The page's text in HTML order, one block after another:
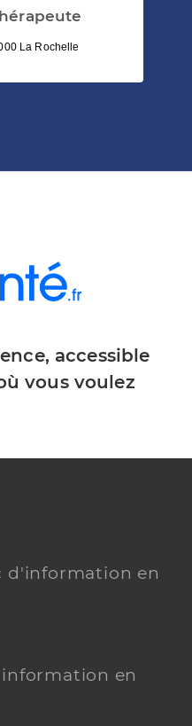
La Rochelle
accessible
vous voulez
d'information en
en